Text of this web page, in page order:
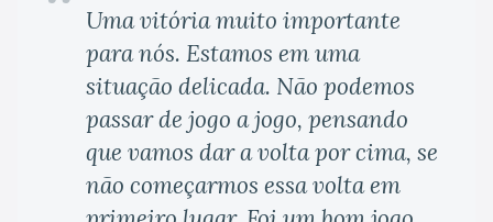
Uma vitória muito importante
para nós. Estamos em uma
situação delicada. Não podemos
passar de jogo a jogo, pensando
que vamos dar a volta por cima, se
não começarmos essa volta em